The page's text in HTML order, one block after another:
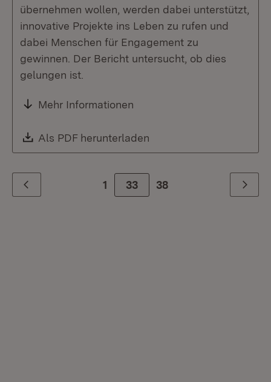
übernehmen wollen, werden dabei unterstützt,
innovative Projekte ins Leben zu rufen und
dabei Menschen für Engagement zu
gewinnen. Der Bericht untersucht, ob dies
gelungen ist.
Mehr Informationen
Download:
Als PDF herunterladen
Zurück 1 Zur Seite
33 38 Weiter